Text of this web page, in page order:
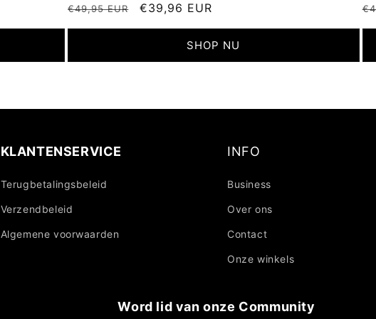
Normale
prijs
€49,95 EUR Aanbiedingsprijs
€39,96 EUR
SHOP NU
KLANTENSERVICE
Terugbetalingsbeleid
Verzendbeleid
Algemene voorwaarden
INFO
Business
Over ons
Contact
Onze winkels
Word lid van onze Community